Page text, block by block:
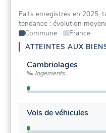
Faits enregistrés en 2025,
tendance : évolution
Commune
France
ATTEINTES AUX
Cambriolages
‰ logements
Vols de véhicules